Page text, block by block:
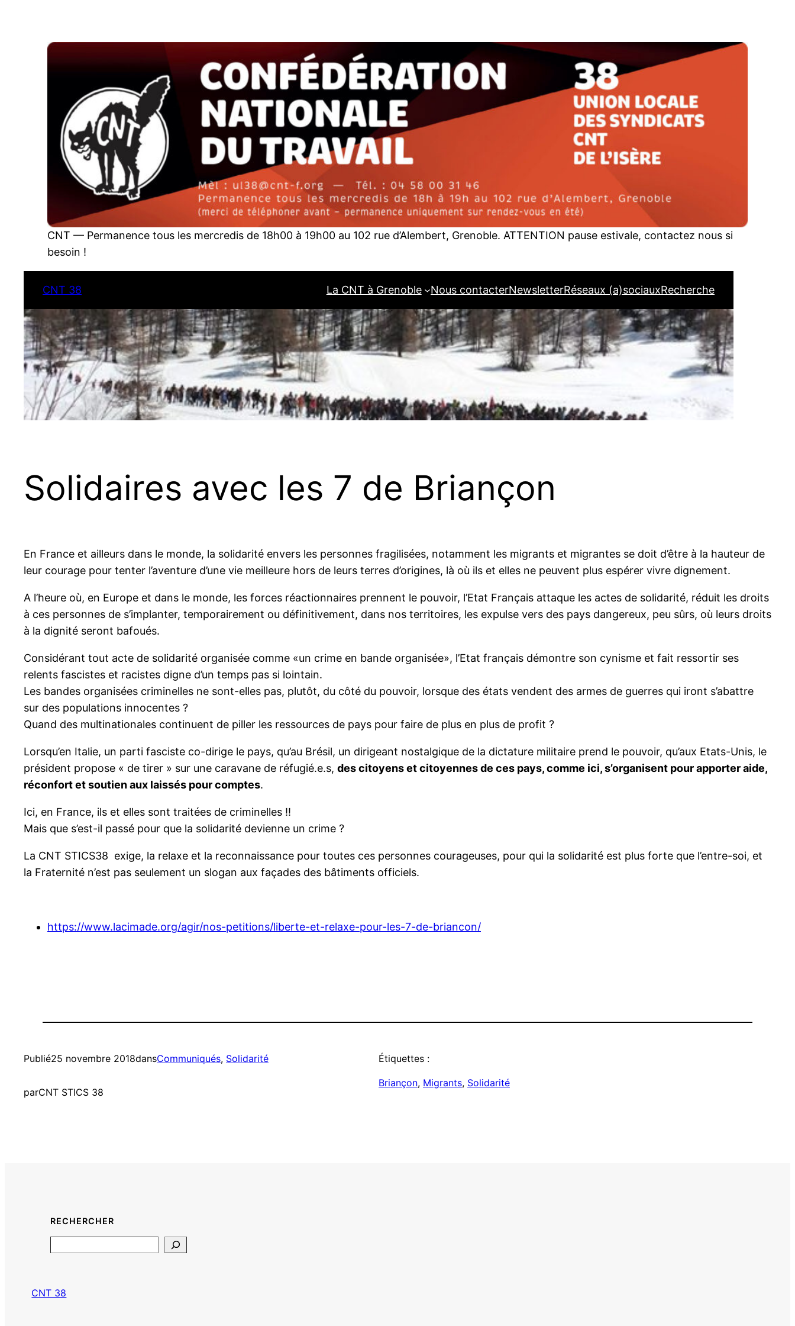
CNT — Permanence tous les mercredis de 18h00 à 19h00 au 102 rue d’Alembert, Grenoble. ATTENTION pause estivale, contactez nous si
besoin !
CNT 38 La CNT à Grenoble Nous contacterNewsletterRéseaux (a)sociauxRecherche
Solidaires avec les 7 de Briançon
En France et ailleurs dans le monde, la solidarité envers les personnes fragilisées, notamment les migrants et migrantes se doit d’être à la hauteur de
leur courage pour tenter l’aventure d’une vie meilleure hors de leurs terres d’origines, là où ils et elles ne peuvent plus espérer vivre dignement.
A l’heure où, en Europe et dans le monde, les forces réactionnaires prennent le pouvoir, l’Etat Français attaque les actes de solidarité, réduit les droits
à ces personnes de s’implanter, temporairement ou définitivement, dans nos territoires, les expulse vers des pays dangereux, peu sûrs, où leurs droits
à la dignité seront bafoués.
Considérant tout acte de solidarité organisée comme «un crime en bande organisée», l’Etat français démontre son cynisme et fait ressortir ses
relents fascistes et racistes digne d’un temps pas si lointain.
Les bandes organisées criminelles ne sont-elles pas, plutôt, du côté du pouvoir, lorsque des états vendent des armes de guerres qui iront s’abattre
sur des populations innocentes ?
Quand des multinationales continuent de piller les ressources de pays pour faire de plus en plus de profit ?
Lorsqu’en Italie, un parti fasciste co-dirige le pays, qu’au Brésil, un dirigeant nostalgique de la dictature militaire prend le pouvoir, qu’aux Etats-Unis, le
président propose « de tirer » sur une caravane de réfugié.e.s, des citoyens et citoyennes de ces pays, comme ici, s’organisent pour apporter aide,
réconfort et soutien aux laissés pour comptes.
Ici, en France, ils et elles sont traitées de criminelles !!
Mais que s’est-il passé pour que la solidarité devienne un crime ?
La CNT STICS38 exige, la relaxe et la reconnaissance pour toutes ces personnes courageuses, pour qui la solidarité est plus forte que l’entre-soi, et
la Fraternité n’est pas seulement un slogan aux façades des bâtiments officiels.
https://www.lacimade.org/agir/nos-petitions/liberte-et-relaxe-pour-les-7-de-briancon/
Publié25 novembre 2018dansCommuniqués, Solidarité
parCNT STICS 38
Étiquettes :
Briançon, Migrants, Solidarité
RECHERCHER
CNT 38